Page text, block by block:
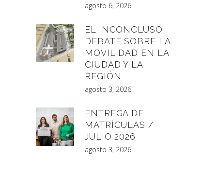
agosto 6, 2026
EL INCONCLUSO
DEBATE SOBRE LA
MOVILIDAD EN LA
CIUDAD Y LA
REGIÓN
agosto 3, 2026
ENTREGA DE
MATRÍCULAS /
JULIO 2026
agosto 3, 2026